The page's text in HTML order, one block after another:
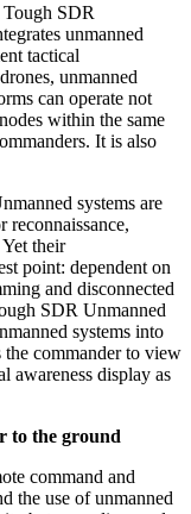
SDR
unmanned
tactical
unmanned
can operate not
within the same
It is also
systems are
their
point: dependent on
and disconnected
SDR Unmanned
systems into
commander to view
awareness display as
to the ground
command and
the use of unmanned